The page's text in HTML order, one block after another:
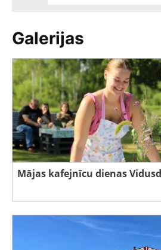
Galerijas
Mājas kafejnīcu dienas